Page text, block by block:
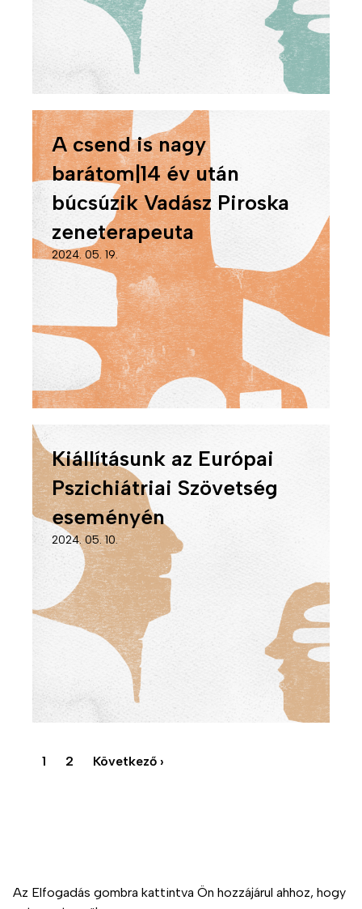
A csend is nagy
barátom|14 év után
búcsúzik Vadász Piroska
zeneterapeuta
2024. 05. 19.
Kiállításunk az Európai
Pszichiátriai Szövetség
eseményén
2024. 05. 10.
Oldalszámozás
Jelenlegi
1
Oldal
2
Következő oldal
Következő ›
Kapcsolat
Az Elfogadás gombra kattintva Ön hozzájárul ahhoz, hogy